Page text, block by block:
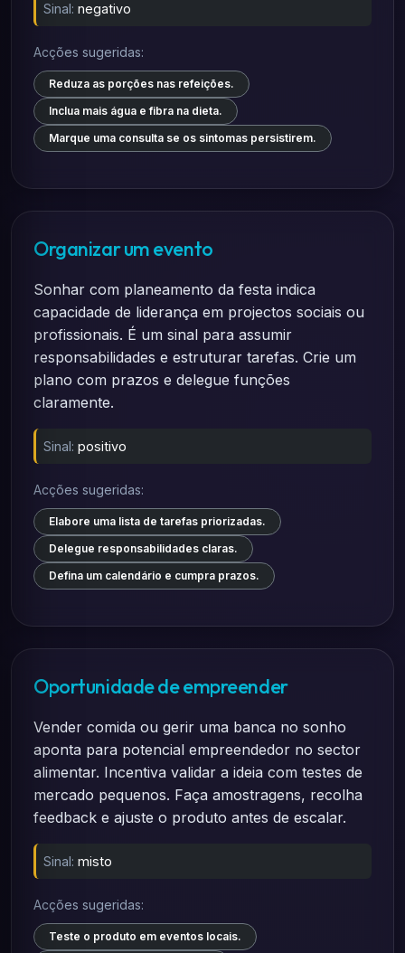
Sinal: negativo
Acções sugeridas:
Reduza as porções nas refeições.
Inclua mais água e fibra na dieta.
Marque uma consulta se os sintomas persistirem.
Organizar um evento
Sonhar com planeamento da festa indica
capacidade de liderança em projectos sociais ou
profissionais. É um sinal para assumir
responsabilidades e estruturar tarefas. Crie um
plano com prazos e delegue funções
claramente.
Sinal: positivo
Acções sugeridas:
Elabore uma lista de tarefas priorizadas.
Delegue responsabilidades claras.
Defina um calendário e cumpra prazos.
Oportunidade de empreender
Vender comida ou gerir uma banca no sonho
aponta para potencial empreendedor no sector
alimentar. Incentiva validar a ideia com testes de
mercado pequenos. Faça amostragens, recolha
feedback e ajuste o produto antes de escalar.
Sinal: misto
Acções sugeridas:
Teste o produto em eventos locais.